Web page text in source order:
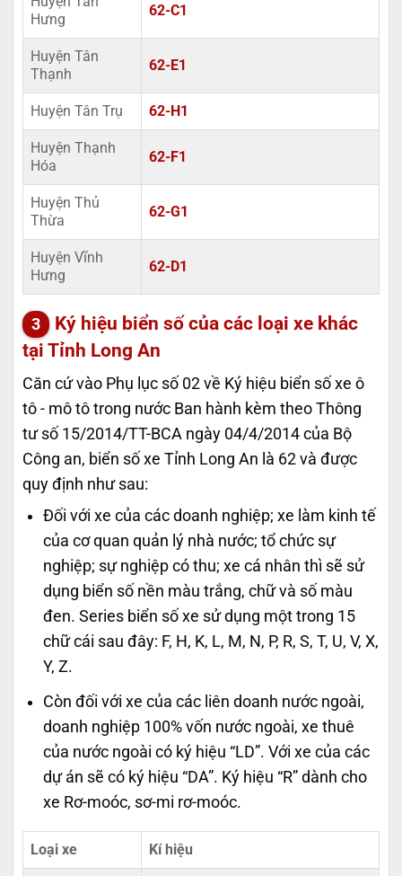
Hưng
62-C1
Huyện Tân
Thạnh
62-E1
Huyện Tân Trụ 62-H1
Huyện Thạnh
Hóa
62-F1
Huyện Thủ
Thừa
62-G1
Huyện Vĩnh
Hưng
62-D1
Ký hiệu biển số của các loại xe khác
tại Tỉnh Long An
Căn cứ vào Phụ lục số 02 về Ký hiệu biển số xe ô
tô - mô tô trong nước Ban hành kèm theo Thông
tư số 15/2014/TT-BCA ngày 04/4/2014 của Bộ
Công an, biển số xe Tỉnh Long An là 62 và được
quy định như sau:
Đối với xe của các doanh nghiệp; xe làm kinh tế
của cơ quan quản lý nhà nước; tổ chức sự
nghiệp; sự nghiệp có thu; xe cá nhân thì sẽ sử
dụng biển số nền màu trắng, chữ và số màu
đen. Series biển số xe sử dụng một trong 15
chữ cái sau đây: F, H, K, L, M, N, P, R, S, T, U, V, X,
Y, Z.
Còn đối với xe của các liên doanh nước ngoài,
doanh nghiệp 100% vốn nước ngoài, xe thuê
của nước ngoài có ký hiệu “LD”. Với xe của các
dự án sẽ có ký hiệu “DA”. Ký hiệu “R” dành cho
xe Rơ-moóc, sơ-mi rơ-moóc.
Loại xe Kí hiệu